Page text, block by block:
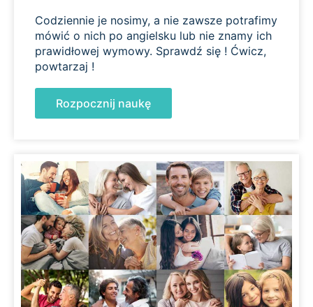
Codziennie je nosimy, a nie zawsze potrafimy
mówić o nich po angielsku lub nie znamy ich
prawidłowej wymowy. Sprawdź się ! Ćwicz,
powtarzaj !
Rozpocznij naukę